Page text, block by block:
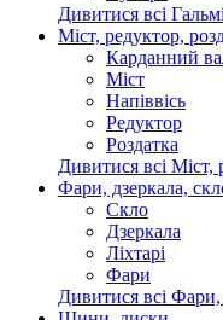
Дивитися всі
Міст, редуктор,
Карданний
Міст
Напіввісь
Редуктор
Роздатка
Дивитися всі Міст,
Фари, дзеркала,
Cкло
Дзеркала
Ліхтарі
Фари
Дивитися всі Фари,